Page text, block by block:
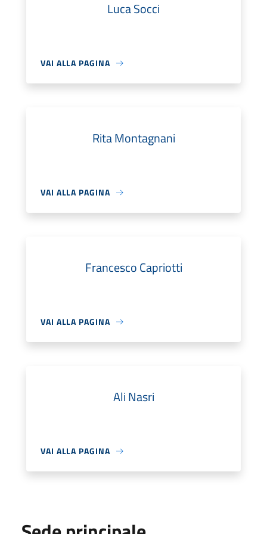
Luca Socci
VAI ALLA PAGINA
Rita Montagnani
VAI ALLA PAGINA
Francesco Capriotti
VAI ALLA PAGINA
Ali Nasri
VAI ALLA PAGINA